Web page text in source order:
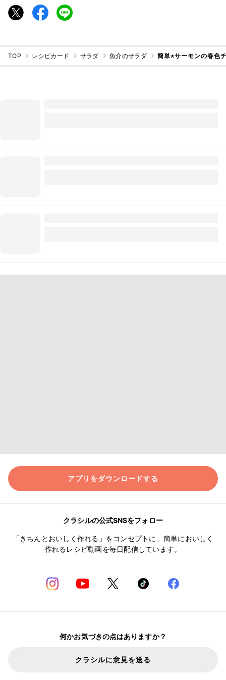
TOP レシピカード サラダ 魚介のサラダ 簡単⭐︎サーモンの春色
アプリをダウンロードする
クラシルの公式SNSをフォロー
「きちんとおいしく作れる」をコンセプトに、簡単においしく
作れるレシピ動画を毎日配信しています。
何かお気づきの点はありますか？
クラシルに意見を送る